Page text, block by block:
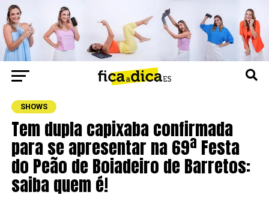
SHOWS
Tem dupla capixaba confirmada
para se apresentar na 69ª Festa
do Peão de Boiadeiro de Barretos:
saiba quem é!